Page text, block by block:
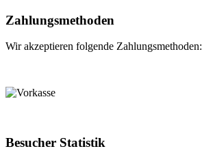
Zahlungsmethoden
Wir akzeptieren folgende Zahlungsmethoden:
Besucher Statistik